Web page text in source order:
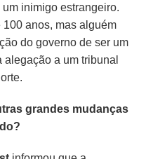
inimigo estrangeiro.
100 anos, mas alguém
do governo de ser um
a um tribunal
grandes mudanças